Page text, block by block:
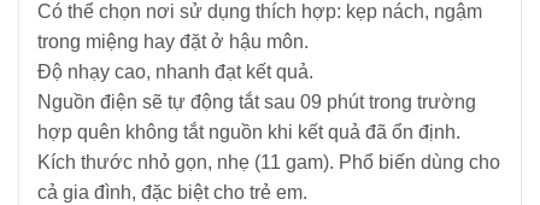
Có thể chọn nơi sử dụng thích hợp: kẹp nách, ngậm
trong miệng hay đặt ở hậu môn.
Độ nhạy cao, nhanh đạt kết quả.
Nguồn điện sẽ tự động tắt sau 09 phút trong trường
hợp quên không tắt nguồn khi kết quả đã ổn định.
Kích thước nhỏ gọn, nhẹ (11 gam). Phổ biến dùng cho
cả gia đình, đặc biệt cho trẻ em.